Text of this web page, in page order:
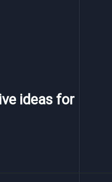
ideas for